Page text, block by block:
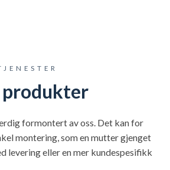
formontert av oss. Det kan for
montering, som en mutter gjenget
levering eller en mer kundespesifikk